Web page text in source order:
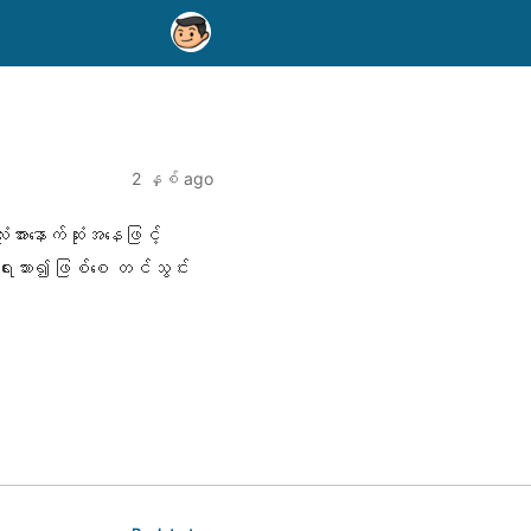
2 နှစ် ago
ောက်ဆုံးအနေဖြင့်
သား၍ဖြစ်စေ တင်သွင်း